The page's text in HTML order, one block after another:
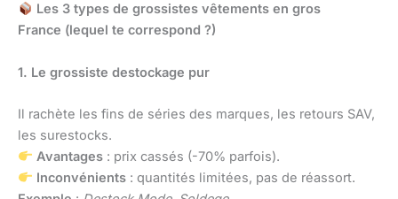
Les 3 types de grossistes vêtements en gros
France (lequel te correspond ?)
1. Le grossiste destockage pur
Il rachète les fins de séries des marques, les retours SAV,
les surestocks.
Avantages: prix cassés (-70% parfois).
Inconvénients: quantités limitées, pas de réassort.